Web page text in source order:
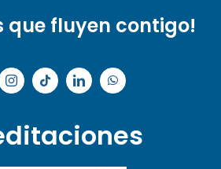
que fluyen contigo!